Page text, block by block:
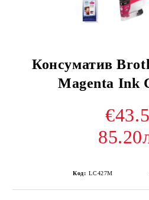
Консуматив
Magenta Ink
Код: LC427M